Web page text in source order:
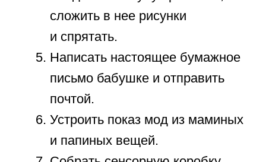
его любовью и заботой. Идеальное
проведенное вместе всей семьей.
Пусть ребенок отдохнет душой, а
развивающие занятия не вызовут
за школьную парту в возрасте 7 лет
счастливым и полным новых сил!